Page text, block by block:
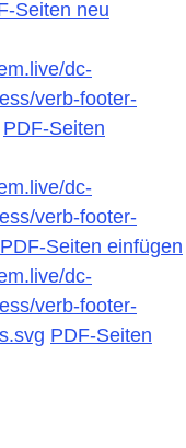
Seiten neu
dc-
verb-footer-
PDF-Seiten
dc-
verb-footer-
PDF-Seiten einfügen
dc-
verb-footer-
PDF-Seiten